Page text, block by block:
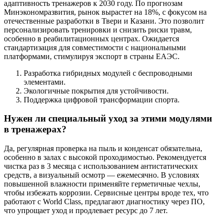
адаптивность тренажеров к 2030 году. По прогнозам
Минэкономразвития, рынок вырастет на 18%, с фокусом на
отечественные разработки в Твери и Казани. Это позволит
персонализировать тренировки и снизить риски травм,
особенно в реабилитационных центрах. Ожидается
стандартизация для совместимости с национальными
платформами, стимулируя экспорт в страны ЕАЭС.
Разработка гибридных модулей с беспроводными
элементами.
Экологичные покрытия для устойчивости.
Поддержка цифровой трансформации спорта.
Нужен ли специальный уход за этими модулями
в тренажерах?
Да, регулярная проверка на пыль и конденсат обязательна,
особенно в залах с высокой проходимостью. Рекомендуется
чистка раз в 3 месяца с использованием антистатических
средств, а визуальный осмотр — ежемесячно. В условиях
повышенной влажности применяйте герметичные чехлы,
чтобы избежать коррозии. Сервисные центры вроде тех, что
работают с World Class, предлагают диагностику через ПО,
что упрощает уход и продлевает ресурс до 7 лет.